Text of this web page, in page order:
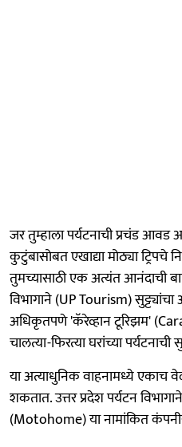
जर तुम्हाला पर्यटनाची प्रचंड
कुटुंबासोबत एखाद्या मोठ्या
तुमच्यासाठी एक अत्यंत आनंदाची
विभागाने (UP Tourism) सुट्ट्यांचा
अधिकृतपणे 'कॅरेव्हान टूरिझम'
चालत्या-फिरत्या घरांच्या
या अत्याधुनिक वाहनामध्ये
शकतात. उत्तर प्रदेश पर्यटन
(Motohome) या नामांकित